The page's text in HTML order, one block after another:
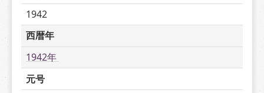
1942
西暦年
1942年
元号